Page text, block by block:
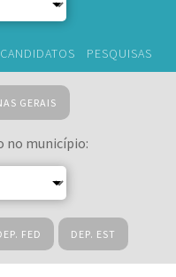
CANDIDATOS PESQUISAS
GERAIS
no município:
FED DEP. EST